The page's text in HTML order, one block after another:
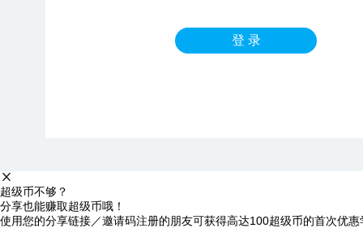
登 录
超级币不够？
分享也能赚取超级币哦！
使用您的分享链接／邀请码注册的朋友可获得高达100超级币的首次优